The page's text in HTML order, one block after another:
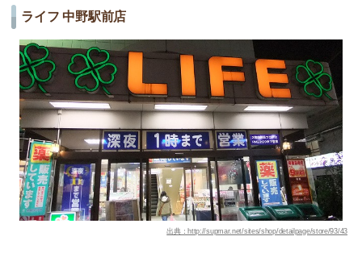
ライフ 中野駅前店
出典：http://supmar.net/sites/shop/detailpage/store/93/43